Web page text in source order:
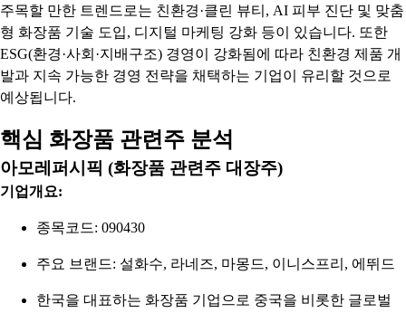
주목할 만한 트렌드로는 친환경·클린 뷰티, AI 피부 진단 및 맞춤
형 화장품 기술 도입, 디지털 마케팅 강화 등이 있습니다. 또한
ESG(환경·사회·지배구조) 경영이 강화됨에 따라 친환경 제품 개
발과 지속 가능한 경영 전략을 채택하는 기업이 유리할 것으로
예상됩니다.
핵심 화장품 관련주 분석
아모레퍼시픽 (화장품 관련주 대장주)
기업개요:
종목코드: 090430
주요 브랜드: 설화수, 라네즈, 마몽드, 이니스프리, 에뛰드
한국을 대표하는 화장품 기업으로 중국을 비롯한 글로벌